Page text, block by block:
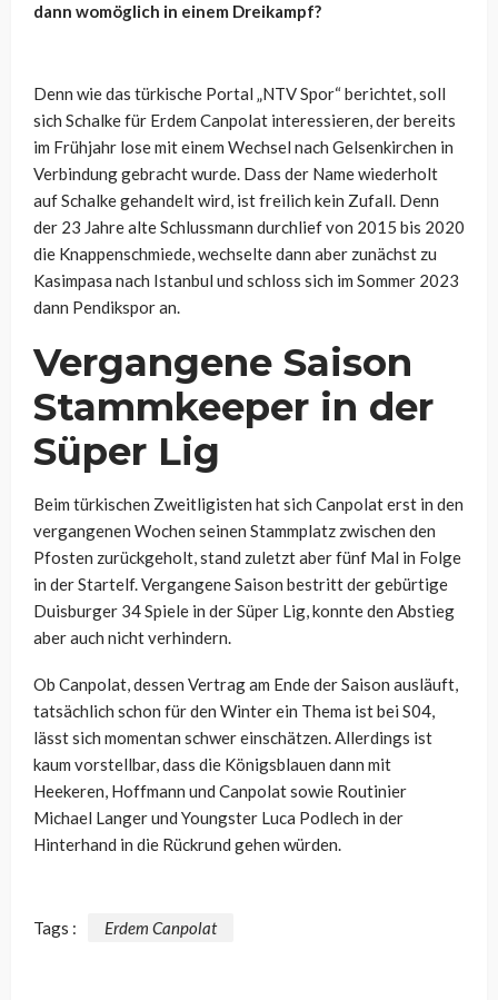
dann womöglich in einem Dreikampf?
Denn wie das türkische Portal „NTV Spor“ berichtet, soll
sich Schalke für Erdem Canpolat interessieren, der bereits
im Frühjahr lose mit einem Wechsel nach Gelsenkirchen in
Verbindung gebracht wurde. Dass der Name wiederholt
auf Schalke gehandelt wird, ist freilich kein Zufall. Denn
der 23 Jahre alte Schlussmann durchlief von 2015 bis 2020
die Knappenschmiede, wechselte dann aber zunächst zu
Kasimpasa nach Istanbul und schloss sich im Sommer 2023
dann Pendikspor an.
Vergangene Saison
Stammkeeper in der
Süper Lig
Beim türkischen Zweitligisten hat sich Canpolat erst in den
vergangenen Wochen seinen Stammplatz zwischen den
Pfosten zurückgeholt, stand zuletzt aber fünf Mal in Folge
in der Startelf. Vergangene Saison bestritt der gebürtige
Duisburger 34 Spiele in der Süper Lig, konnte den Abstieg
aber auch nicht verhindern.
Ob Canpolat, dessen Vertrag am Ende der Saison ausläuft,
tatsächlich schon für den Winter ein Thema ist bei S04,
lässt sich momentan schwer einschätzen. Allerdings ist
kaum vorstellbar, dass die Königsblauen dann mit
Heekeren, Hoffmann und Canpolat sowie Routinier
Michael Langer und Youngster Luca Podlech in der
Hinterhand in die Rückrund gehen würden.
Tags : Erdem Canpolat